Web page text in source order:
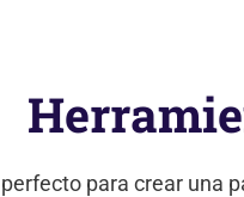
para crear una